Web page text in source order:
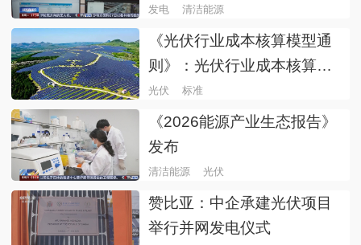
发电 清洁能源
《光伏行业成本核算模型通
则》：光伏行业成本核算团
体标准正式发布
光伏 标准
《2026能源产业生态报告》
发布
清洁能源 光伏
赞比亚：中企承建光伏项目
举行并网发电仪式